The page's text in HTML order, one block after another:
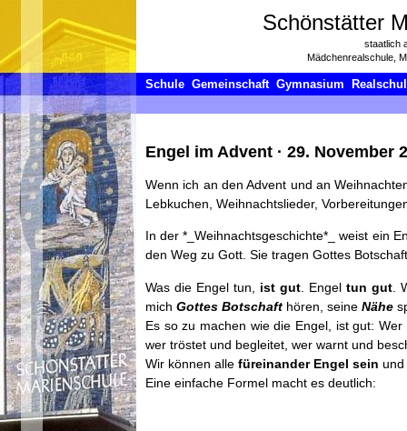
Schönstätter
staatlich
Mädchenrealschule,
Schule Gemeinschaft Gymnasium
Engel im Advent · 29. November
Wenn ich an den Advent und an
Lebkuchen, Weihnachtslieder,
In der *_Weihnachtsgeschichte*_ weist ein
den Weg zu Gott. Sie tragen Gottes
Was die Engel tun, ist gut . Engel tun gut .
mich Gottes Botschaft hören, seine Nähe
Es so zu machen wie die Engel, ist gut:
wer tröstet und begleitet, wer warnt und
Wir können alle füreinander Engel sein und
Eine einfache Formel macht es deutlich: